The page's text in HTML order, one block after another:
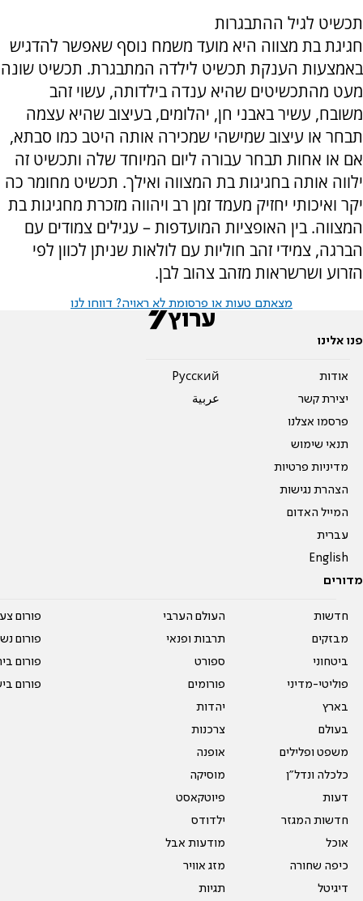
תכשיט לגיל ההתבגרות
חגיגת בת מצווה היא מועד משמח נוסף שאפשר להדגיש
באמצעות הענקת תכשיט לילדה המתבגרת. תכשיט שונה
מעט מהתכשיטים שהיא ענדה בילדותה, עשוי זהב
משובח, עשיר באבני חן, יהלומים, בעיצוב שהיא עצמה
תבחר או עיצוב שמישהי שמכירה אותה היטב כמו סבתא,
אם או אחות תבחר עבורה ליום המיוחד שלה ותכשיט זה
ילווה אותה בחגיגות בת המצווה ואילך. תכשיט מחומר כה
יקר ואיכותי יחזיק מעמד זמן רב ויהווה מזכרת מחגיגות בת
המצווה. בין האופציות המועדפות – עגילים צמודים עם
הברגה, צמידי זהב חוליות עם לולאות שניתן לכוון לפי
הזרוע ושרשראות מזהב צהוב לבן.
מצאתם טעות או פרסומת לא ראויה? דווחו לנו
פנו אלינו
אודות
יצירת קשר
פרסמו אצלנו
תנאי שימוש
מדיניות פרטיות
הצהרת נגישות
המייל האדום
עברית
English
Pусский
عربية
מדורים
חדשות
מבזקים
ביטחוני
פוליטי-מדיני
בארץ
בעולם
משפט ופלילים
כלכלה ונדל"ן
דעות
חדשות המגזר
אוכל
כיפה שחורה
דיגיטל
העולם הערבי
תרבות ופנאי
ספורט
פורומים
יהדות
צרכנות
אופנה
מוסיקה
פיוטקאסט
ילדודס
מודעות אבל
מזג אוויר
תגיות
פורום
פורום
פורום
פורום